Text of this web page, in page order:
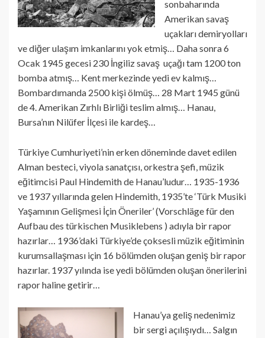
sonbaharında
Amerikan savaş
uçakları demiryolları
ve diğer ulaşım imkanlarını yok etmiş… Daha sonra 6
Ocak 1945 gecesi 230 İngiliz savaş uçağı tam 1200 ton
bomba atmış… Kent merkezinde yedi ev kalmış…
Bombardımanda 2500 kişi ölmüş… 28 Mart 1945 günü
de 4. Amerikan Zırhlı Birliği teslim almış… Hanau,
Bursa’nın Nilüfer İlçesi ile kardeş…
Türkiye Cumhuriyeti’nin erken döneminde davet edilen
Alman besteci, viyola sanatçısı, orkestra şefi, müzik
eğitimcisi Paul Hindemith de Hanau’ludur… 1935-1936
ve 1937 yıllarında gelen Hindemith, 1935’te ‘Türk Musiki
Yaşamının Gelişmesi İçin Öneriler’ (Vorschläge für den
Aufbau des türkischen Musiklebens ) adıyla bir rapor
hazırlar… 1936’daki Türkiye’de çoksesli müzik eğitiminin
kurumsallaşması için 16 bölümden oluşan geniş bir rapor
hazırlar. 1937 yılında ise yedi bölümden oluşan önerilerini
rapor haline getirir…
Hanau’ya geliş nedenimiz
bir sergi açılışıydı… Salgın